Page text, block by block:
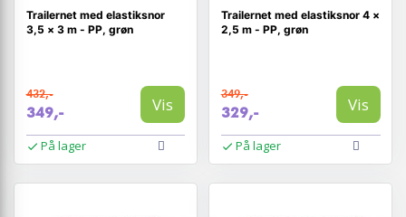
Trailernet med elastiksnor
3,5 × 3 m - PP, grøn
432,-
349,- Vis
På lager
Trailernet med elastiksnor 4 ×
2,5 m - PP, grøn
349,-
329,- Vis
På lager